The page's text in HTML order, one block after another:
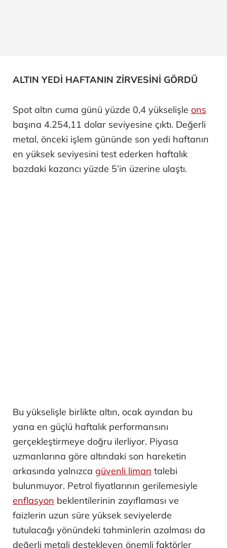
ALTIN YEDİ HAFTANIN ZİRVESİNİ GÖRDÜ
Spot altın cuma günü yüzde 0,4 yükselişle ons
başına 4.254,11 dolar seviyesine çıktı. Değerli
metal, önceki işlem gününde son yedi haftanın
en yüksek seviyesini test ederken haftalık
bazdaki kazancı yüzde 5’in üzerine ulaştı.
Bu yükselişle birlikte altın, ocak ayından bu
yana en güçlü haftalık performansını
gerçekleştirmeye doğru ilerliyor. Piyasa
uzmanlarına göre altındaki son hareketin
arkasında yalnızca güvenli liman talebi
bulunmuyor. Petrol fiyatlarının gerilemesiyle
enflasyon beklentilerinin zayıflaması ve
faizlerin uzun süre yüksek seviyelerde
tutulacağı yönündeki tahminlerin azalması da
değerli metali destekleyen önemli faktörler